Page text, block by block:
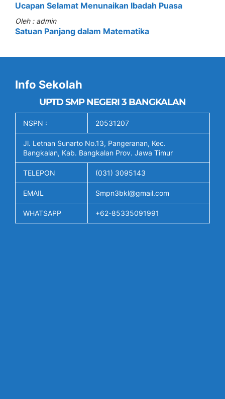
Ucapan Selamat Menunaikan Ibadah Puasa
Oleh : admin
Satuan Panjang dalam Matematika
Info Sekolah
UPTD SMP NEGERI 3 BANGKALAN
NSPN : 20531207
Jl. Letnan Sunarto No.13, Pangeranan, Kec.
Bangkalan, Kab. Bangkalan Prov. Jawa Timur
TELEPON (031) 3095143
EMAIL Smpn3bkl@gmail.com
WHATSAPP +62-85335091991